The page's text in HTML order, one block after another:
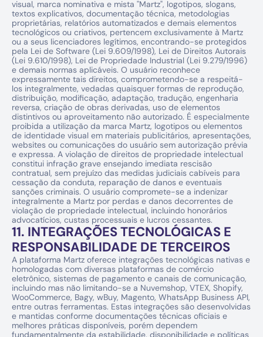
visual, marca nominativa e mista "Martz", logotipos, slogans,
textos explicativos, documentação técnica, metodologias
proprietárias, relatórios automatizados e demais elementos
tecnológicos ou criativos, pertencem exclusivamente à Martz
ou a seus licenciadores legítimos, encontrando-se protegidos
pela Lei de Software (Lei 9.609/1998), Lei de Direitos Autorais
(Lei 9.610/1998), Lei de Propriedade Industrial (Lei 9.279/1996)
e demais normas aplicáveis. O usuário reconhece
expressamente tais direitos, comprometendo-se a respeitá-
los integralmente, vedadas quaisquer formas de reprodução,
distribuição, modificação, adaptação, tradução, engenharia
reversa, criação de obras derivadas, uso de elementos
distintivos ou aproveitamento não autorizado. É especialmente
proibida a utilização da marca Martz, logotipos ou elementos
de identidade visual em materiais publicitários, apresentações,
websites ou comunicações do usuário sem autorização prévia
e expressa. A violação de direitos de propriedade intelectual
constitui infração grave ensejando imediata rescisão
contratual, sem prejuízo das medidas judiciais cabíveis para
cessação da conduta, reparação de danos e eventuais
sanções criminais. O usuário compromete-se a indenizar
integralmente a Martz por perdas e danos decorrentes de
violação de propriedade intelectual, incluindo honorários
advocatícios, custas processuais e lucros cessantes.
11. INTEGRAÇÕES TECNOLÓGICAS E
RESPONSABILIDADE DE TERCEIROS
A plataforma Martz oferece integrações tecnológicas nativas e
homologadas com diversas plataformas de comércio
eletrônico, sistemas de pagamento e canais de comunicação,
incluindo mas não limitando-se a Nuvemshop, VTEX, Shopify,
WooCommerce, Bagy, wBuy, Magento, WhatsApp Business API,
entre outras ferramentas. Estas integrações são desenvolvidas
e mantidas conforme documentações técnicas oficiais e
melhores práticas disponíveis, porém dependem
fundamentalmente da estabilidade, disponibilidade e políticas